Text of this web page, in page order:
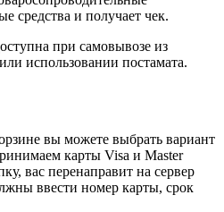
средства и получает чек.
при самовывозе из
использовании постамата.
вы можете выбрать вариант
карты Visa и Master
вас перенаправит на сервер
ввести номер карты, срок